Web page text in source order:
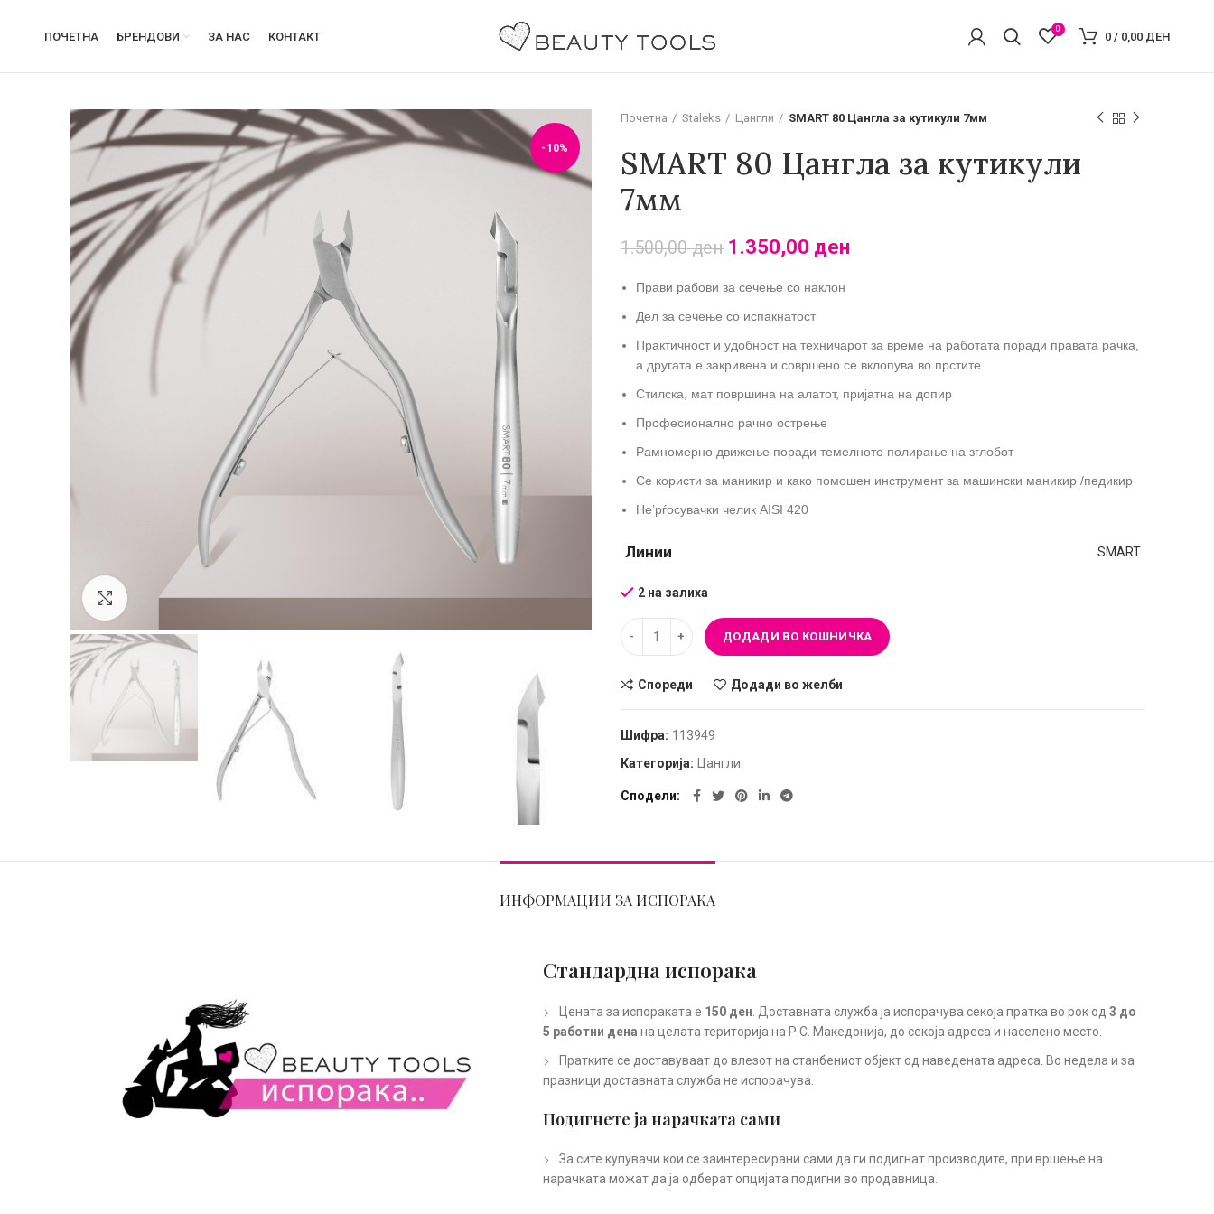
ПОЧЕТНА БРЕНДОВИ ЗА НАС КОНТАКТ
0
0 / 0,00 ДЕН
-10%
Зголеми
Почетна Staleks Цангли SMART 80 Цангла за кутикули 7мм
SMART 80 Цангла за кутикули
7мм
1.500,00ден 1.350,00 ден
Прави рабови за сечење со наклон
Дел за сечење со испакнатост
Практичност и удобност на техничарот за време на работата поради правата рачка,
а другата е закривена и совршено се вклопува во прстите
Стилска,
мат површина на алатот, пријатна на допир
Професионално рачно острење
Рамномерно движење поради темелното полирање на зглобот
Се користи за маникир и како помошен инструмент за машински маникир /педикир
Не’рѓосувачки челик AISI 420
Линии SMART
2 на залиха
ДОДАДИ ВО КОШНИЧКА
Спореди Додади во желби
Шифра: 113949
Категорија: Цангли
Сподели
ИНФОРМАЦИИ ЗА ИСПОРАКА
Стандардна испорака
Цената за испораката е 150 ден . Доставната служба ја испорачува секоја пратка во рок од 3 до
5 работни дена на целата територија на Р.С. Македонија, до секоја адреса и населено место.
Пратките се доставуваат до влезот на станбениот објект од наведената адреса. Во недела и за
празници доставната служба не испорачува.
Подигнете ја нарачката сами
За сите купувачи кои се заинтересирани сами да ги подигнат производите, при вршење на
нарачката можат да ја одберат опцијата подигни во продавница.